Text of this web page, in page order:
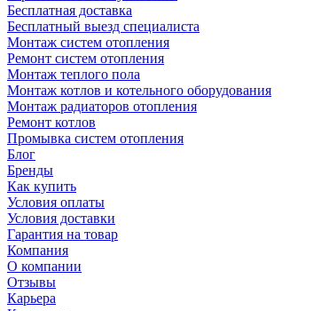
Бесплатная доставка
Бесплатный выезд специалиста
Монтаж систем отопления
Ремонт систем отопления
Монтаж теплого пола
Монтаж котлов и котельного оборудования
Монтаж радиаторов отопления
Ремонт котлов
Промывка систем отопления
Блог
Бренды
Как купить
Условия оплаты
Условия доставки
Гарантия на товар
Компания
О компании
Отзывы
Карьера